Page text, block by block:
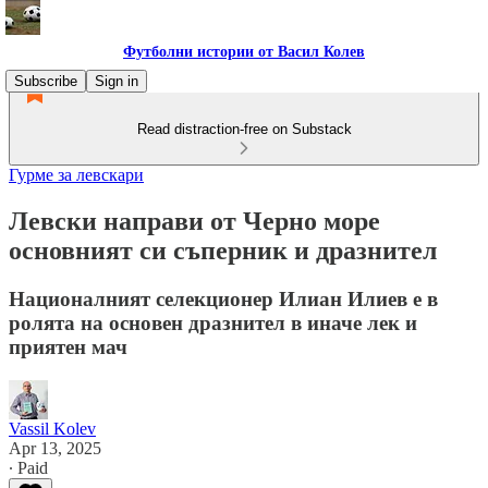
Футболни истории от Васил Колев
Subscribe
Sign in
Read distraction-free on Substack
Гурме за левскари
Левски направи от Черно море
основният си съперник и дразнител
Националният селекционер Илиан Илиев е в
ролята на основен дразнител в иначе лек и
приятен мач
Vassil Kolev
Apr 13, 2025
∙ Paid